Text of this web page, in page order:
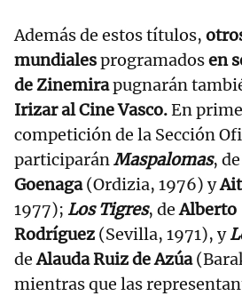
Además de estos títulos,
mundialesprogramadosen
de Zinemirapugnarán
Irizar al Cine Vasco.En
competición de la Sección
participaránMaspalomas, de
Goenaga(Ordizia, 1976) y
1977); Los Tigres, deAlberto
Rodríguez (Sevilla, 1971), y
deAlauda Ruiz de Azúa
mientras que las